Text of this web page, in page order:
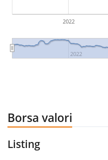
2022
2022
Borsa valori
Listing